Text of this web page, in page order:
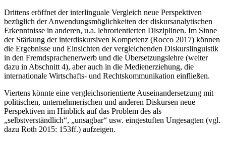
Drittens eröffnet der interlinguale Vergleich neue Perspektiven
bezüglich der Anwendungsmöglichkeiten der diskursanalytischen
Erkenntnisse in anderen, u.a. lehrorientierten Disziplinen. Im Sinne
der Stärkung der interdiskursiven Kompetenz (Rocco 2017) können
die Ergebnisse und Einsichten der vergleichenden Diskurslinguistik
in den Fremdsprachenerwerb und die Übersetzungslehre (weiter
dazu in Abschnitt 4), aber auch in die Medienerziehung, die
internationale Wirtschafts- und Rechtskommunikation einfließen.
Viertens könnte eine vergleichsorientierte Auseinandersetzung mit
politischen, unternehmerischen und anderen Diskursen neue
Perspektiven im Hinblick auf das Problem des als
„selbstverständlich“, „unsagbar“ usw. eingestuften Ungesagten (vgl.
dazu Roth 2015: 153ff.) aufzeigen.